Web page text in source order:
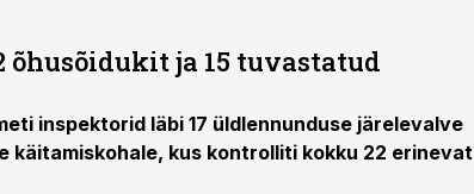
ja 15 tuvastatud
inspektorid läbi 17 üldlennunduse järelevalve
käitamiskohale, kus kontrolliti kokku 22 erinevat